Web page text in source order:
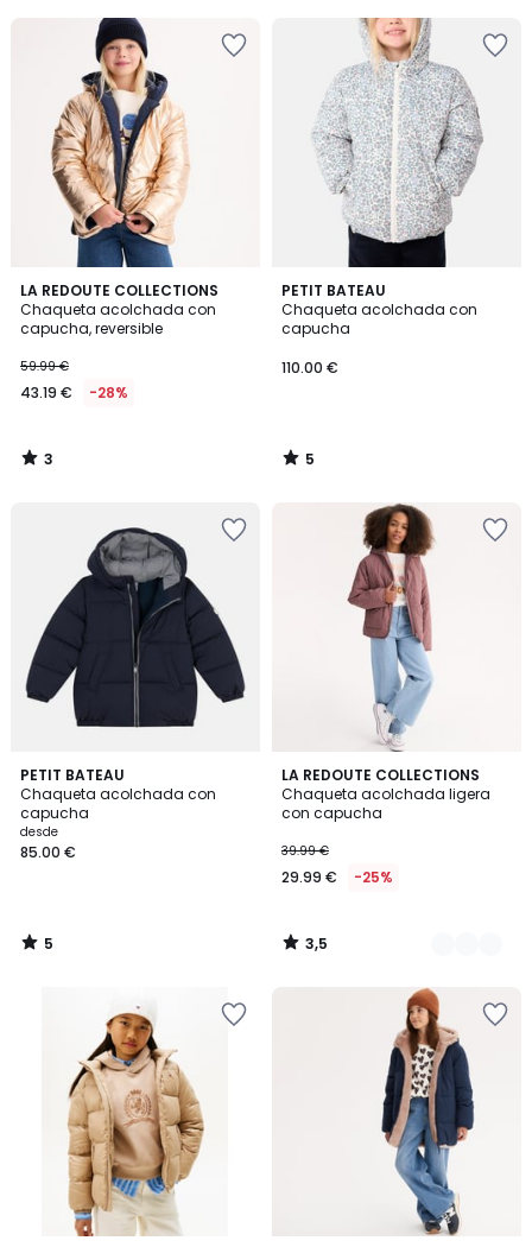
LA REDOUTE COLLECTIONS
Chaqueta acolchada con
capucha, reversible
59.99 €
43.19 € -28%
3
/
5
3
/
PETIT BATEAU
Chaqueta acolchada con
capucha
110.00 €
5
/
5
5
/
PETIT BATEAU
Chaqueta acolchada con
capucha
desde
85.00 €
5
/
5
5
/
LA REDOUTE COLLECTIONS
Chaqueta acolchada ligera
con capucha
39.99 €
29.99 € -25%
3,5
/ 5
3
Colores
3,5
/